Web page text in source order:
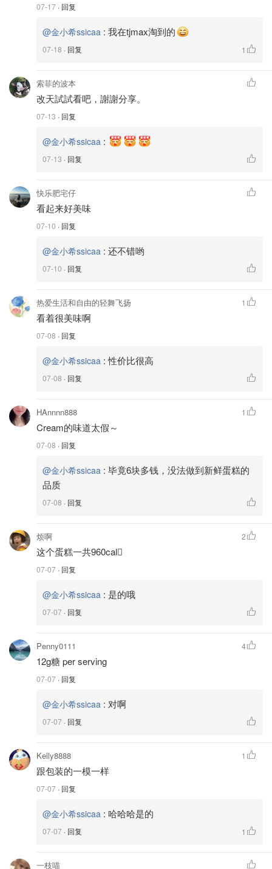
07-17 · 回复
@金小希ssicaa : 我在tjmax淘到的
07-18 · 回复 1
索菲的波本
改天試試看吧，謝謝分享。
07-13 · 回复
@金小希ssicaa :
07-13 · 回复
快乐肥宅仔
看起来好美味
07-10 · 回复
@金小希ssicaa : 还不错哟
07-10 · 回复
热爱生活和自由的轻舞飞扬
看着很美味啊
07-08 · 回复
1
@金小希ssicaa :性价比很高
07-08 · 回复
HAnnnn888
Cream的味道太假～
07-08 · 回复
1
@金小希ssicaa : 毕竟6块多钱，没法做到新鲜蛋糕的
品质
07-08 · 回复
烦啊
这个蛋糕一共960cal🫪
07-07 · 回复
2
@金小希ssicaa : 是的哦
07-07 · 回复
Penny0111
12g糖 per serving
07-07 · 回复
4
@金小希ssicaa : 对啊
07-07 · 回复
Kelly8888
跟包装的一模一样
07-07 · 回复
1
@金小希ssicaa : 哈哈哈是的
07-07 · 回复 1
一枝喵